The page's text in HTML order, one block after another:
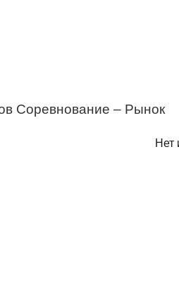
Соревнование – Рынок
Нет